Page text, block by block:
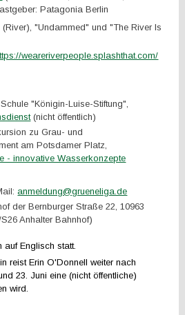
Patagonia Berlin
(River), "Undammed" und "The River Is
weareriverpeople.splashthat.com/
"Königin-Luise-Stiftung",
(nicht öffentlich)
zu Grau- und
am Potsdamer Platz,
- innovative Wasserkonzepte
anmeldung@grueneliga.de
der Bernburger Straße 22, 10963
Anhalter Bahnhof)
auf Englisch statt.
reist Erin O'Donnell weiter nach
23. Juni eine (nicht öffentliche)
wird.